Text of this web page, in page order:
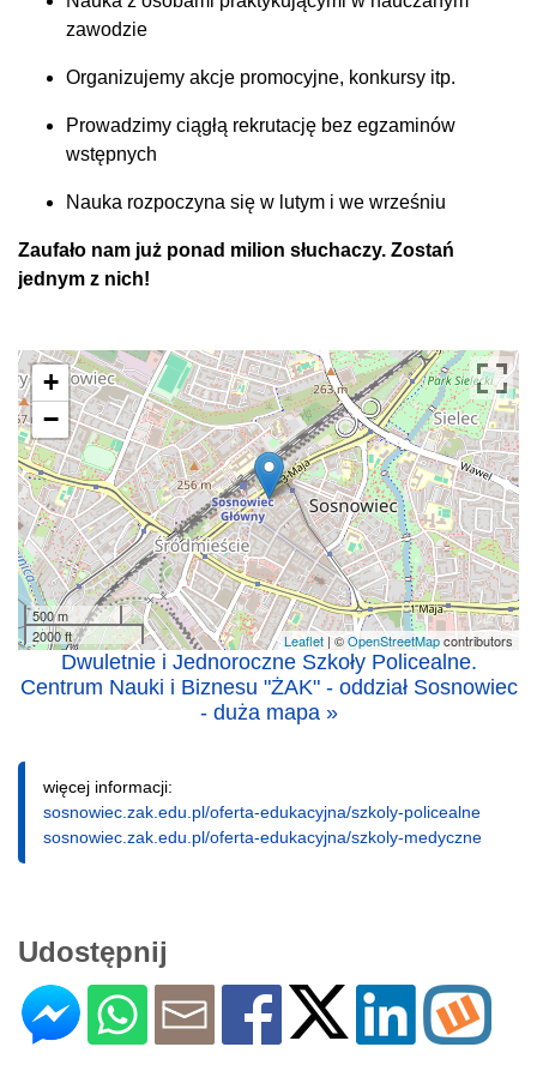
zawodzie
Organizujemy akcje promocyjne, konkursy itp.
Prowadzimy ciągłą rekrutację bez egzaminów
wstępnych
Nauka rozpoczyna się w lutym i we wrześniu
Zaufało nam już ponad milion słuchaczy. Zostań
jednym z nich!
+
−
500 m
2000 ft
Leaflet | ©OpenStreetMapcontributors
Dwuletnie i Jednoroczne Szkoły Policealne.
Centrum Nauki i Biznesu "ŻAK" - oddział Sosnowiec
- duża mapa »
więcej informacji:
sosnowiec.zak.edu.pl/oferta-edukacyjna/szkoly-policealne
sosnowiec.zak.edu.pl/oferta-edukacyjna/szkoly-medyczne
Udostępnij